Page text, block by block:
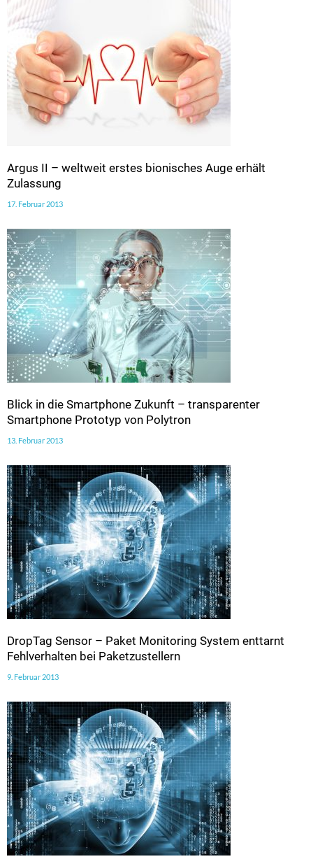
Argus II – weltweit erstes bionisches Auge erhält
Zulassung
17. Februar 2013
Blick in die Smartphone Zukunft – transparenter
Smartphone Prototyp von Polytron
13. Februar 2013
DropTag Sensor – Paket Monitoring System enttarnt
Fehlverhalten bei Paketzustellern
9. Februar 2013